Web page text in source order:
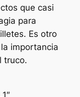
que casi
para
. Es otro
importancia
truco.